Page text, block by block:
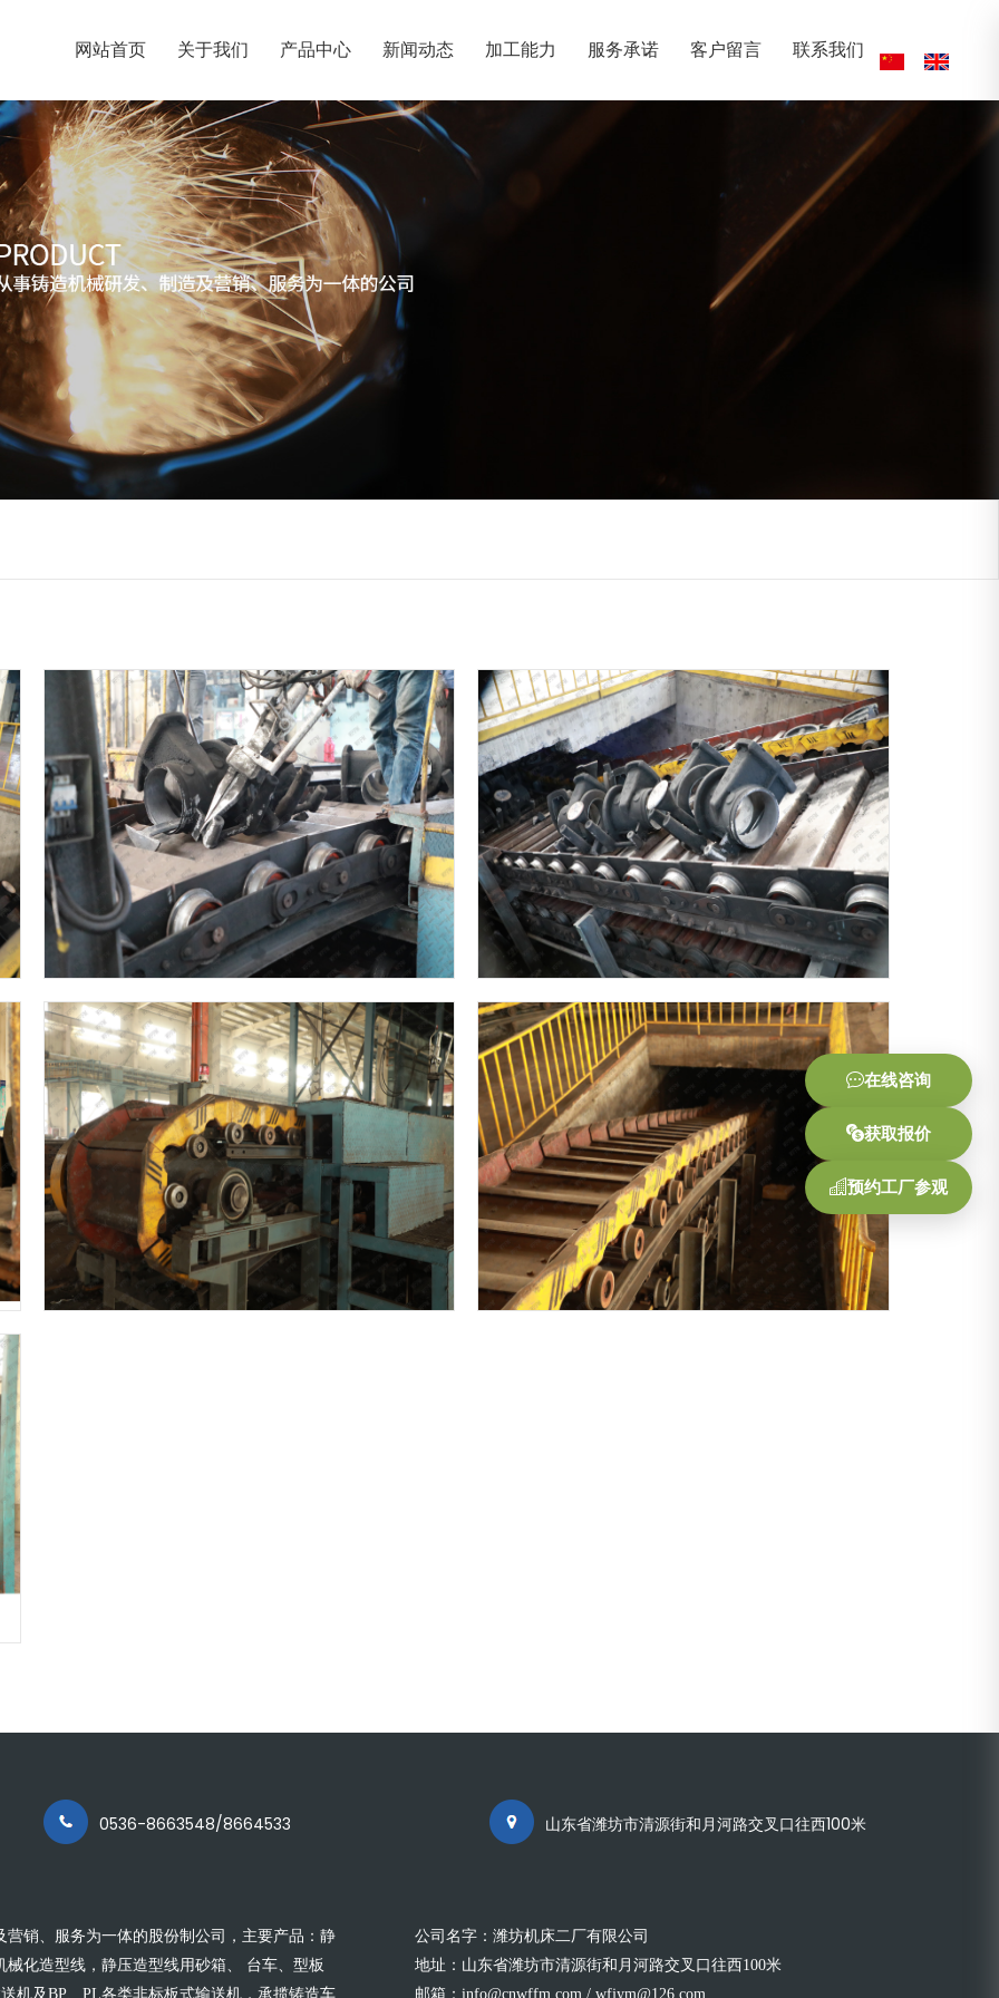
网站首页 关于我们 产品中心 新闻动态 加工能力 服务承诺 客户留言 联系我们
0536-8663548/8664533 山东省潍坊市清源街和月河路交叉口往西100米
营销、服务为一体的股份制公司，主要产品：静
械化造型线，静压造型线用砂箱、 台车、型板
机及BP、PL各类非标板式输送机，承揽铸造车
公司名字：潍坊机床二厂有限公司
地址：山东省潍坊市清源街和月河路交叉口往西100米
邮箱：info@cnwffm.com / wfjym@126.com
在线咨询
获取报价
预约工厂参观